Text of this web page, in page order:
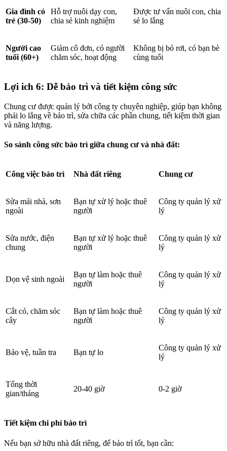
Gia đình có
trẻ (30-50)
Hỗ trợ nuôi dạy con,
chia sẻ kinh nghiệm
Được tư vấn nuôi con, chia
sẻ lo lắng
Người cao
tuổi (60+)
Giảm cô đơn, có người
chăm sóc, hoạt động
Không bị bỏ rơi, có bạn bè
cùng tuổi
Lợi ich 6: Dễ bảo trì và tiết kiệm công sức
Chung cư được quản lý bởi công ty chuyên nghiệp, giúp bạn không
phải lo lắng về bảo trì, sửa chữa các phần chung, tiết kiệm thời gian
và năng lượng.
So sánh công sức bảo trì giữa chung cư và nhà đất:
Công việc bảo trì Nhà đất riêng Chung cư
Sửa mái nhà, sơn
ngoài
Bạn tự xử lý hoặc thuê
người
Công ty quản lý xử
lý
Sửa nước, điện
chung
Bạn tự xử lý hoặc thuê
người
Công ty quản lý xử
lý
Dọn vệ sinh ngoài
Bạn tự làm hoặc thuê
người
Công ty quản lý xử
lý
Cắt cỏ, chăm sóc
cây
Bạn tự làm hoặc thuê
người
Công ty quản lý xử
lý
Bảo vệ, tuần tra Bạn tự lo
Công ty quản lý xử
lý
Tổng thời
gian/tháng
20-40 giờ 0-2 giờ
Tiết kiệm chi phí bảo trì
Nếu bạn sở hữu nhà đất riêng, để bảo trì tốt, bạn cần: